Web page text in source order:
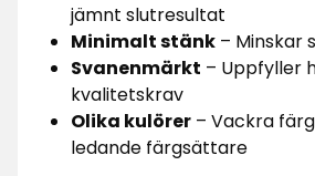
jämnt slutresultat
Minimalt stänk – Minskar
Svanenmärkt – Uppfyller
kvalitetskrav
Olika kulörer – Vackra
ledande färgsättare